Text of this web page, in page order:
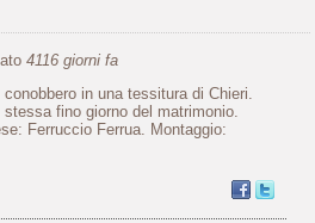
4116 giorni fa
in una tessitura di Chieri.
fino giorno del matrimonio.
Ferruccio Ferrua. Montaggio: